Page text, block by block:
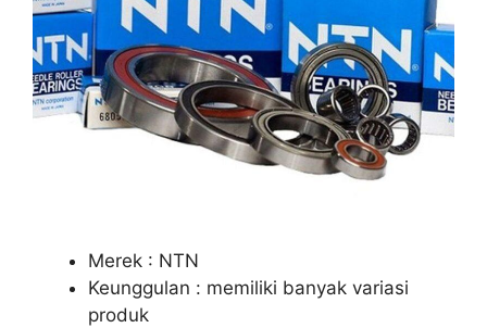
Merek : NTN
Keunggulan : memiliki banyak variasi
produk